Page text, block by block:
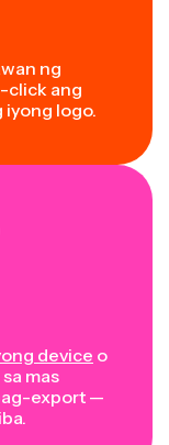
ng
click ang
iyong logo.
device o
mas
export —